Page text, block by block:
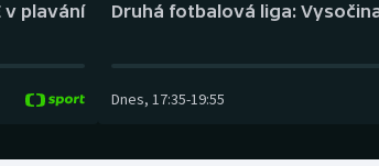
Gymnastika
v plavání Druhá fotbalová liga:
Dnes, 17:35-19:55